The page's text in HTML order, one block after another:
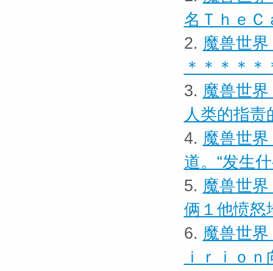
名ＴｈｅＣ
2. 魔兽世
＊＊＊＊＊
3. 魔兽世
人类的指责
4. 魔兽世界
道。“发生
5. 魔兽世
俩１他愤怒
6. 魔兽世
ｉｒｉｏｎ